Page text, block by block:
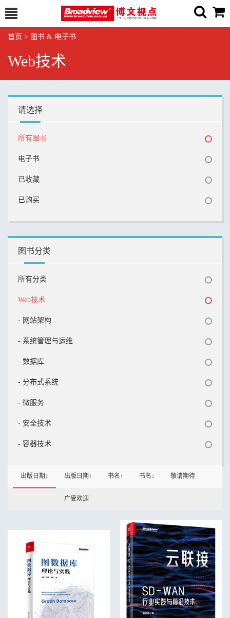
首页 > 图书 & 电子书
Web技术
请选择
所有图书
电子书
已收藏
已购买
图书分类
所有分类
Web技术
- 网站架构
- 系统管理与运维
- 数据库
- 分布式系统
- 微服务
- 安全技术
- 容器技术
出版日期↓ 出版日期↑ 书名↑ 书名↓ 敬请期待
广受欢迎